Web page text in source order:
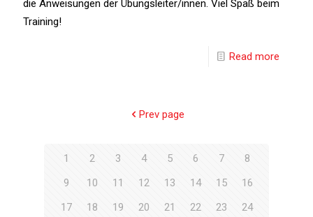
die Anweisungen der Übungsleiter/innen. Viel Spaß beim
Training!
Read more
Prev page
1 2 3 4 5 6 7
8
9
10 11 12 13 14 15
16
17
18 19 20 21 22 23
24